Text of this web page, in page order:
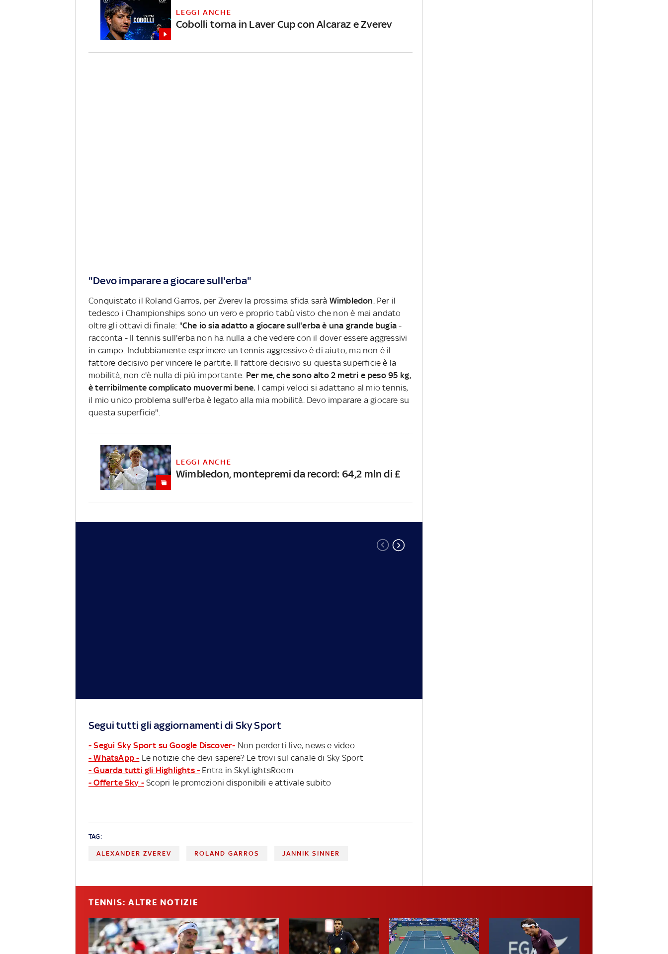
LEGGI ANCHE
Cobolli torna in Laver Cup con Alcaraz e Zverev
"Devo imparare a giocare sull'erba"
Conquistato il Roland Garros, per Zverev la prossima sfida sarà Wimbledon. Per il
tedesco i Championships sono un vero e proprio tabù visto che non è mai andato
oltre gli ottavi di finale: "Che io sia adatto a giocare sull'erba è una grande bugia -
racconta - Il tennis sull'erba non ha nulla a che vedere con il dover essere aggressivi
in campo. Indubbiamente esprimere un tennis aggressivo è di aiuto, ma non è il
fattore decisivo per vincere le partite. Il fattore decisivo su questa superficie è la
mobilità, non c'è nulla di più importante. Per me, che sono alto 2 metri e peso 95 kg,
è terribilmente complicato muovermi bene. I campi veloci si adattano al mio tennis,
il mio unico problema sull'erba è legato alla mia mobilità. Devo imparare a giocare su
questa superficie".
LEGGI ANCHE
Wimbledon, montepremi da record: 64,2 mln di £
Segui tutti gli aggiornamenti di Sky Sport
- Segui Sky Sport su Google Discover- Non perderti live, news e video
- WhatsApp - Le notizie che devi sapere? Le trovi sul canale di Sky Sport
- Guarda tutti gli Highlights - Entra in SkyLightsRoom
- Offerte Sky - Scopri le promozioni disponibili e attivale subito
TAG:
ALEXANDER ZVEREV ROLAND GARROS JANNIK SINNER
TENNIS: ALTRE NOTIZIE